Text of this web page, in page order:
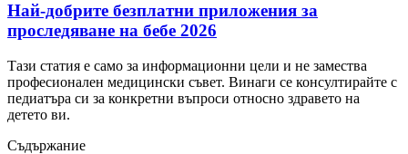
Най-добрите безплатни приложения за
проследяване на бебе 2026
Тази статия е само за информационни цели и не замества
професионален медицински съвет. Винаги се консултирайте с
педиатъра си за конкретни въпроси относно здравето на
детето ви.
Съдържание